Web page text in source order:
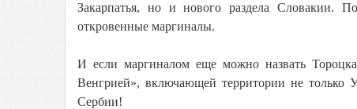
Закарпатья, но и нового раздела Словакии.
откровенные маргиналы.
И если маргиналом еще можно назвать
Венгрией», включающей территории не
Сербии!